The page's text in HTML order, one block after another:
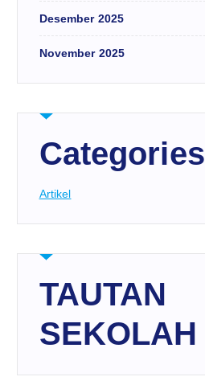
Desember 2025
November 2025
Categories
Artikel
TAUTAN
SEKOLAH